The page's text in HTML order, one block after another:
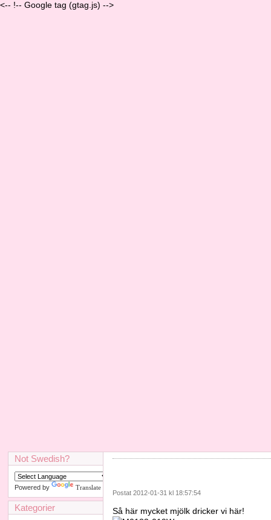
<-- !-- Google tag (gtag.js) -->
Not Swedish?
Powered by Translate
Kategorier
Postat 2012-01-31 kl 18:57:54
Så här mycket mjölk dricker vi här!